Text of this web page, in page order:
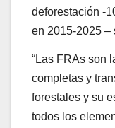
deforestación -
en 2015-2025 –
“Las FRAs son
completas y
forestales y su
todos los